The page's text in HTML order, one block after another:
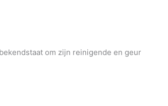
om zijn reinigende en geur